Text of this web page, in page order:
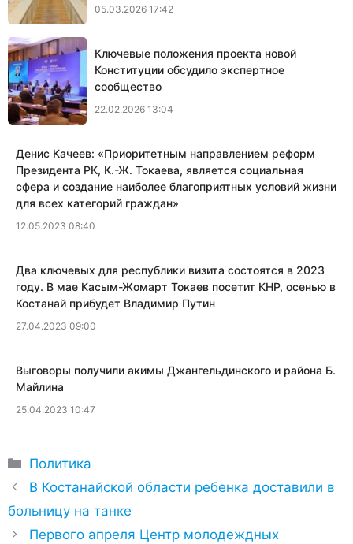
05.03.2026 17:42
Ключевые положения проекта новой
Конституции обсудило экспертное
сообщество
22.02.2026 13:04
Денис Качеев: «​Приоритетным направлением реформ
Президента РК, К.-Ж. Токаева, является социальная
сфера и создание наиболее благоприятных условий жизни
для всех категорий граждан»
12.05.2023 08:40
Два ключевых для республики визита состоятся в 2023
году. В мае Касым-Жомарт Токаев посетит КНР, осенью в
Костанай прибудет Владимир Путин
27.04.2023 09:00
​Выговоры получили акимы Джангельдинского и района Б.
Майлина
25.04.2023 10:47
Рубрики
Политика
В Костанайской области ребенка доставили в
больницу на танке
Первого апреля Центр молодеждных